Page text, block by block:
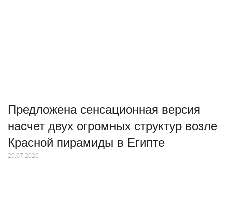
Предложена сенсационная версия
насчет двух огромных структур возле
Красной пирамиды в Египте
29.07.2026